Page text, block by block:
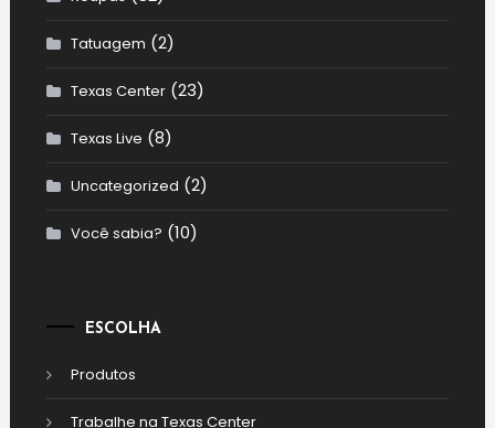
Tatuagem (2)
Texas Center(23)
Texas Live (8)
Uncategorized (2)
Você sabia? (10)
ESCOLHA
Produtos
Trabalhe na Texas Center